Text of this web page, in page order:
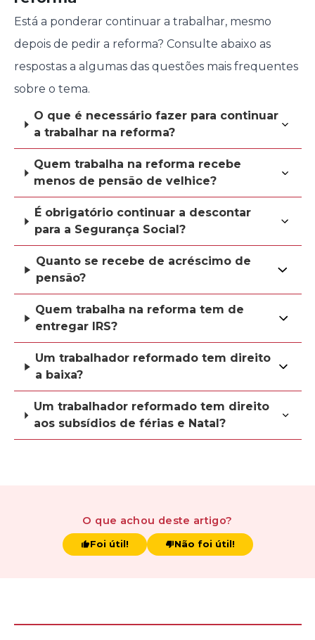
Está a ponderar continuar a trabalhar, mesmo
depois de pedir a reforma? Consulte abaixo as
respostas a algumas das questões mais frequentes
sobre o tema.
O que é necessário fazer para continuar
a trabalhar na reforma?
Quem trabalha na reforma recebe
menos de pensão de velhice?
É obrigatório continuar a descontar
para a Segurança Social?
Quanto se recebe de acréscimo de
pensão?
Quem trabalha na reforma tem de
entregar IRS?
Um trabalhador reformado tem direito
a baixa?
Um trabalhador reformado tem direito
aos subsídios de férias e Natal?
O que achou deste artigo?
Foi útil! Não foi útil!